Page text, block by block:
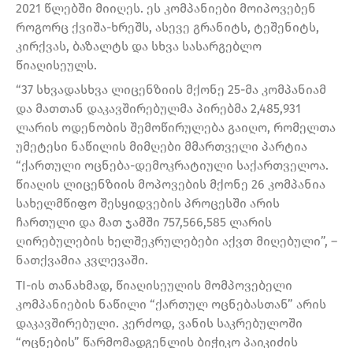
2021 წლებში მიიღეს. ეს კომპანიები მოიპოვებენ
როგორც ქვიშა-ხრეშს, ასევე გრანიტს, ტეშენიტს,
კირქვას, ბაზალტს და სხვა სასარგებლო
წიაღისეულს.
“37 სხვადასხვა ლიცენზიის მქონე 25-მა კომპანიამ
და მათთან დაკავშირებულმა პირებმა 2,485,931
ლარის ოდენობის შემოწირულება გაიღო, რომელთა
უმეტესი ნაწილის მიმღები მმართველი პარტია
“ქართული ოცნება-დემოკრატიული საქართველოა.
წიაღის ლიცენზიის მოპოვების მქონე 26 კომპანია
სახელმწიფო შესყიდვების პროცესში არის
ჩართული და მათ ჯამში 757,566,585 ლარის
ღირებულების ხელშეკრულებები აქვთ მიღებული”, –
ნათქვამია კვლევაში.
TI-ის თანახმად, წიაღისეულის მომპოვებელი
კომპანიების ნაწილი “ქართულ ოცნებასთან” არის
დაკავშირებული. კერძოდ, ვანის საკრებულოში
“ოცნების” წარმომადგენლის ბიჭიკო პაიკიძის